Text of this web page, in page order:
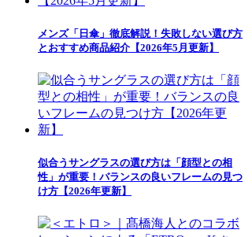
メンズ「日傘」徹底解説！失敗しない選び方
とおすすめ商品紹介【2026年5月更新】
似合うサングラスの選び方は「顔型との相
性」が重要！バランスの良いフレームの見つ
け方【2026年更新】